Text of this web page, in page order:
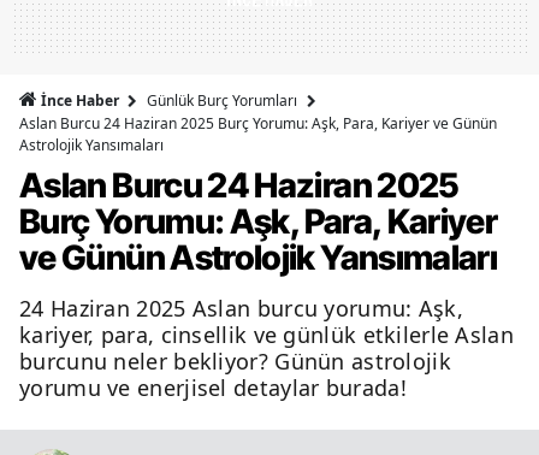
İnce Haber
Günlük Burç Yorumları
Aslan Burcu 24 Haziran 2025 Burç Yorumu: Aşk, Para, Kariyer ve Günün
Astrolojik Yansımaları
Aslan Burcu 24 Haziran 2025
Burç Yorumu: Aşk, Para, Kariyer
ve Günün Astrolojik Yansımaları
24 Haziran 2025 Aslan burcu yorumu: Aşk,
kariyer, para, cinsellik ve günlük etkilerle Aslan
burcunu neler bekliyor? Günün astrolojik
yorumu ve enerjisel detaylar burada!